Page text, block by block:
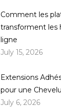
Comment les
transforment les
ligne
July 15, 2026
Extensions
pour une
July 6, 2026